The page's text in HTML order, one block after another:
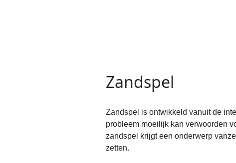
Zandspel
Zandspel is ontwikkeld vanuit de
probleem moeilijk kan verwoorden
zandspel krijgt een onderwerp
zetten.